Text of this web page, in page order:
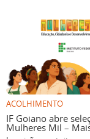
ACOLHIMENTO
IF Goiano abre
Mulheres Mil –